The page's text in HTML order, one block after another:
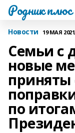
Родник плюс
Новости 19 МАЯ
Семьи с
новые
по